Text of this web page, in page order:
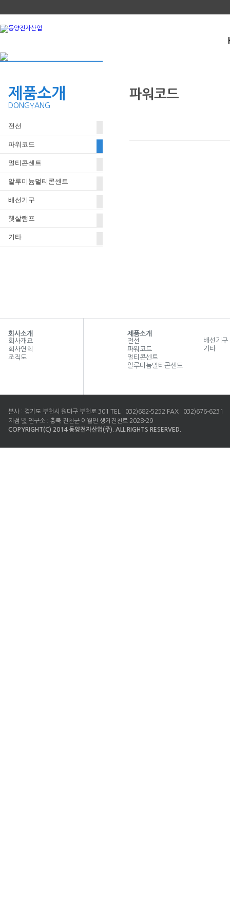
제품소개
DONGYANG
전선
파워코드
멀티콘센트
알루미늄멀티콘센트
배선기구
햇살램프
기타
파워코드
회사소개
회사개요
회사연혁
조직도
제품소개
전선
파워코드
멀티콘센트
알루미늄멀티콘센트
배선기구
기타
본사 : 경기도 부천시 원미구 부천로 301 TEL : 032)682-5252 FAX : 032)676-6231
지점 및 연구소 : 충북 진천군 이월면 생거진천로 2028-29
COPYRIGHT(C) 2014 동양전자산업(주). ALL RIGHTS RESERVED.